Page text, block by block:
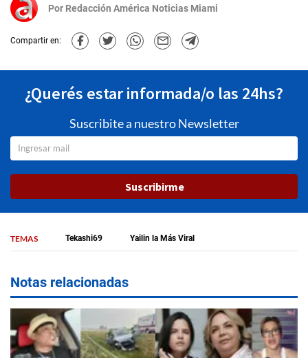
Por Redacción América Noticias Miami
Compartir en:
¿Querés estar informada/o las 24hs?
Suscribite a nuestro Newsletter
Suscribirme
TEMAS Tekashi69 Yailin la Más Viral
Notas relacionadas